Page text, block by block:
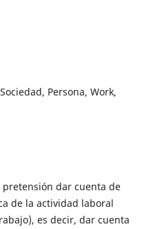
Persona, Work,
dar cuenta de
de la actividad laboral
es decir, dar cuenta